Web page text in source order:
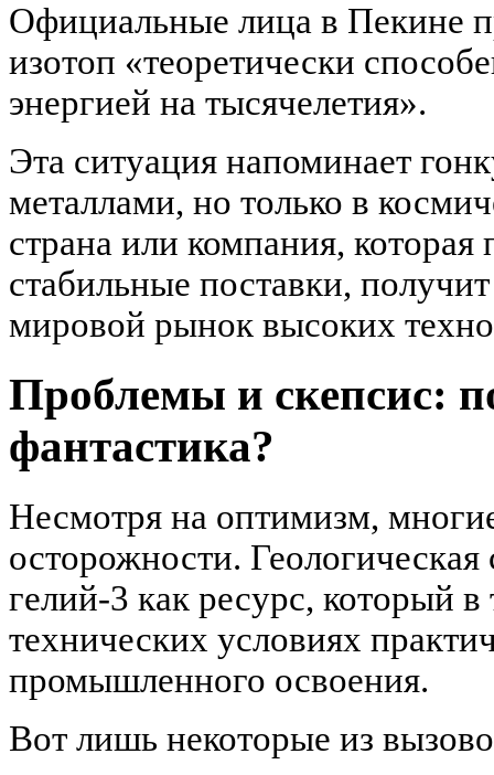
Официальные лица в Пекине
изотоп «теоретически
энергией на тысячелетия».
Эта ситуация напоминает
металлами, но только в
страна или компания, которая
стабильные поставки,
мировой рынок высоких
Проблемы и скепсис:
фантастика?
Несмотря на оптимизм,
осторожности.
гелий-3 как ресурс, который
технических условиях
промышленного освоения.
Вот лишь некоторые из